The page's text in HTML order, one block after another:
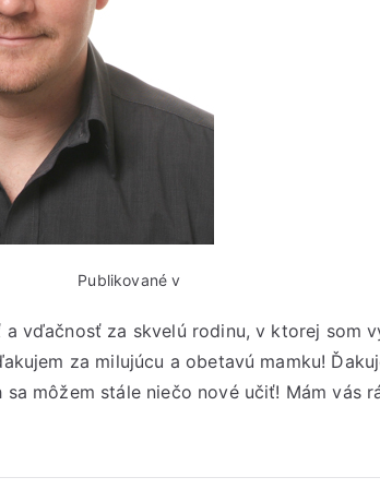
Publikované v
vďačnosť za skvelú rodinu, v ktorej som
za milujúcu a obetavú mamku!
môžem stále niečo nové učiť! Mám vás